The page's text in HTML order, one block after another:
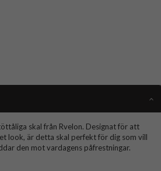
skal från Rvelon. Designat för att
look, är detta skal perfekt för dig som vill
den mot vardagens påfrestningar.